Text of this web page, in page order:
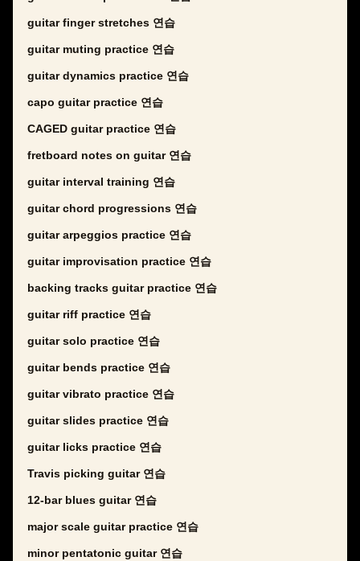
guitar finger stretches 연습
guitar muting practice 연습
guitar dynamics practice 연습
capo guitar practice 연습
CAGED guitar practice 연습
fretboard notes on guitar 연습
guitar interval training 연습
guitar chord progressions 연습
guitar arpeggios practice 연습
guitar improvisation practice 연습
backing tracks guitar practice 연습
guitar riff practice 연습
guitar solo practice 연습
guitar bends practice 연습
guitar vibrato practice 연습
guitar slides practice 연습
guitar licks practice 연습
Travis picking guitar 연습
12-bar blues guitar 연습
major scale guitar practice 연습
minor pentatonic guitar 연습